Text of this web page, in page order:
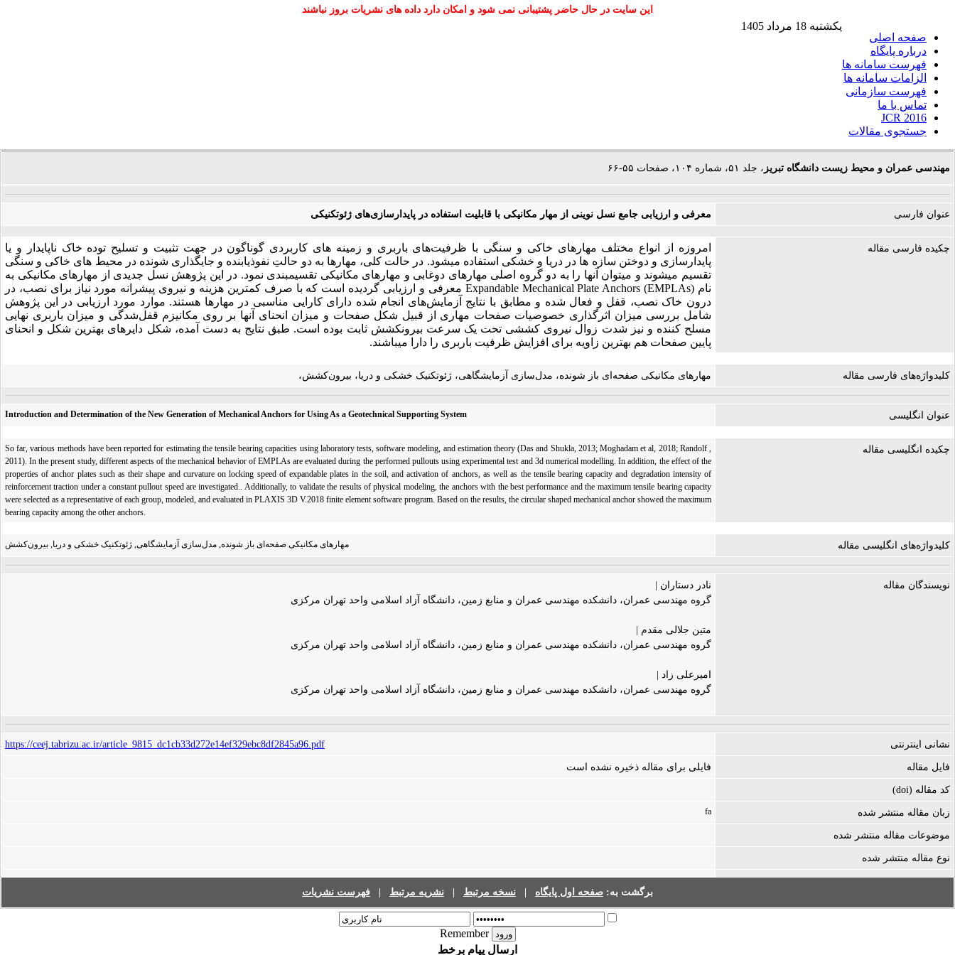
این سایت در حال حاضر پشتیبانی نمی شود و امکان دارد داده های نشریات بروز نباشند
صفحه اصلی
درباره پایگاه
فهرست سامانه ها
الزامات سامانه ها
فهرست سازمانی
تماس با ما
JCR 2016
جستجوی مقالات
یکشنبه 18 مرداد 1405
مهندسی عمران و محیط زیست دانشگاه تبریز ، جلد ۵۱، شماره ۱۰۴، صفحات ۵۵-۶۶
عنوان فارسی معرفی و ارزیابی جامع نسل نوینی از مهار مکانیکی با قابلیت استفاده در پایدارسازی‌های ژئوتکنیکی
چکیده فارسی مقاله
امروزه از انواع مختلف مهارهای خاکی و سنگی با ظرفیت‌های باربری و زمینه ­های کاربردی گوناگون در جهت تثبیت و تسلیح توده خاک ناپایدار و یا
پایدارسازی و دوختن سازه ­ها در دریا و خشکی استفاده می­شود. در حالت کلی، مهارها به دو حالتِ نفوذیابنده و جای­گذاری شونده در محیط ­های خاکی و سنگی
تقسیم می­شوند و می­توان آن­ها را به دو گروه اصلی مهارهای دوغابی و مهارهای مکانیکی تقسیم­بندی نمود. در این پژوهش نسل جدیدی از مهارهای مکانیکی به
نام Expandable Mechanical Plate Anchors (EMPLAs) معرفی و ارزیابی گردیده است که با صرف کم­ترین هزینه و نیروی پیشرانه مورد نیاز برای نصب، در
درون خاک نصب، قفل و فعال شده و مطابق با نتایج آزمایش‌های انجام شده دارای کارایی مناسبی در مهارها هستند. موارد مورد ارزیابی در این پژوهش
شامل بررسی میزان اثرگذاری خصوصیات صفحات مهاری از قبیل شکل صفحات و میزان انحنای آن­ها بر روی مکانیزم قفل‌شدگی و میزان باربری نهایی
مسلح کننده و نیز شدت زوال نیروی کششی تحت یک سرعت بیرون­کشش ثابت بوده است. طبق نتایج به­ دست آمده، شکل دایره­ای بهترین شکل و انحنای
پایین صفحات هم بهترین زاویه برای افزایش ظرفیت باربری را دارا می­باشند.
کلیدواژه‌های فارسی مقاله مهارهای مکانیکی صفحه‌ای باز شونده، مدل‌سازی آزمایشگاهی، ژئوتکنیک خشکی و دریا، بیرون‌کشش،
عنوان انگلیسی Introduction and Determination of the New Generation of Mechanical Anchors for Using As a Geotechnical Supporting System
چکیده انگلیسی مقاله
So far, various methods have been reported for estimating the tensile bearing capacities using laboratory tests, software modeling, and estimation theory (Das and Shukla, 2013; Moghadam et al, 2018; Randolf ,
2011). In the present study, different aspects of the mechanical behavior of EMPLAs are evaluated during the performed pullouts using experimental test and 3d numerical modelling. In addition, the effect of the
properties of anchor plates such as their shape and curvature on locking speed of expandable plates in the soil, and activation of anchors, as well as the tensile bearing capacity and degradation intensity of
reinforcement traction under a constant pullout speed are investigated.. Additionally, to validate the results of physical modeling, the anchors with the best performance and the maximum tensile bearing capacity
were selected as a representative of each group, modeled, and evaluated in PLAXIS 3D V.2018 finite element software program. Based on the results, the circular shaped mechanical anchor showed the maximum
bearing capacity among the other anchors.
کلیدواژه‌های انگلیسی مقاله مهارهای مکانیکی صفحه‌ای باز شونده, مدل‌سازی آزمایشگاهی, ژئوتکنیک خشکی و دریا, بیرون‌کشش
نویسندگان مقاله
نادر دستاران |
گروه مهندسی عمران، دانشکده مهندسی عمران و منابع زمین، دانشگاه آزاد اسلامی واحد تهران مرکزی
متین جلالی مقدم |
گروه مهندسی عمران، دانشکده مهندسی عمران و منابع زمین، دانشگاه آزاد اسلامی واحد تهران مرکزی
امیرعلی زاد |
گروه مهندسی عمران، دانشکده مهندسی عمران و منابع زمین، دانشگاه آزاد اسلامی واحد تهران مرکزی
نشانی اینترنتی https://ceej.tabrizu.ac.ir/article_9815_dc1cb33d272e14ef329ebc8df2845a96.pdf
فایل مقاله فایلی برای مقاله ذخیره نشده است
کد مقاله (doi)
زبان مقاله منتشر شده fa
موضوعات مقاله منتشر شده
نوع مقاله منتشر شده
برگشت به: صفحه اول پایگاه نسخه مرتبط نشریه مرتبط فهرست نشریات
Remember
ارسال پیام برخط